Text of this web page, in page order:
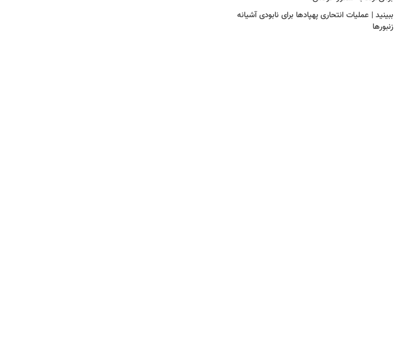
ببینید | عملیات انتحاری پهپادها برای نابودی آشیانه
زنبورها